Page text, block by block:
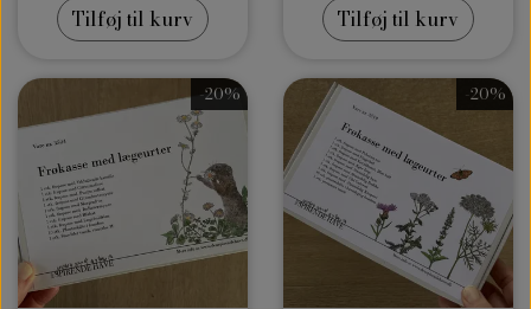
Tilføj til kurv Tilføj til kurv
-20% -20%